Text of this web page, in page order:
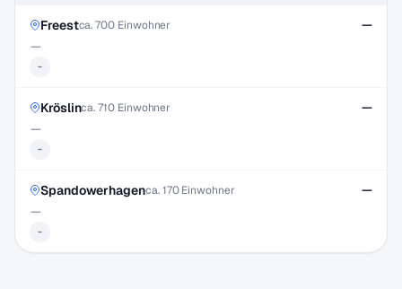
Freestca. 700 Einwohner
-
—
—
Kröslinca. 710 Einwohner
-
—
—
Spandowerhagenca. 170 Einwohner
-
—
—